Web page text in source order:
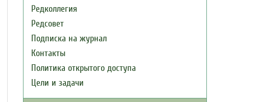
Редколлегия
Редсовет
Подписка на журнал
Контакты
Политика открытого доступа
Цели и задачи